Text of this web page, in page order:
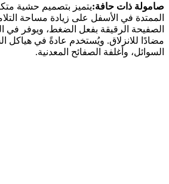
صامولة ذات حافة:يتميز بتصميم حشية
الممتدة في الأسفل على زيادة مساحة
الصفيحة الرقيقة بفعل الضغط، ويوفر في
مضادًا للانزلاق. ويُستخدم عادةً في هياكل
السوائل، وأغلفة الصفائح المعدنية.